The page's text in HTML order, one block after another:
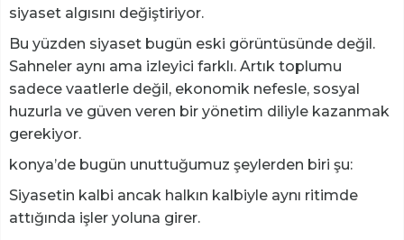
siyaset algısını değiştiriyor.
Bu yüzden siyaset bugün eski görüntüsünde değil.
Sahneler aynı ama izleyici farklı. Artık toplumu
sadece vaatlerle değil, ekonomik nefesle, sosyal
huzurla ve güven veren bir yönetim diliyle kazanmak
gerekiyor.
konya’de bugün unuttuğumuz şeylerden biri şu:
Siyasetin kalbi ancak halkın kalbiyle aynı ritimde
attığında işler yoluna girer.